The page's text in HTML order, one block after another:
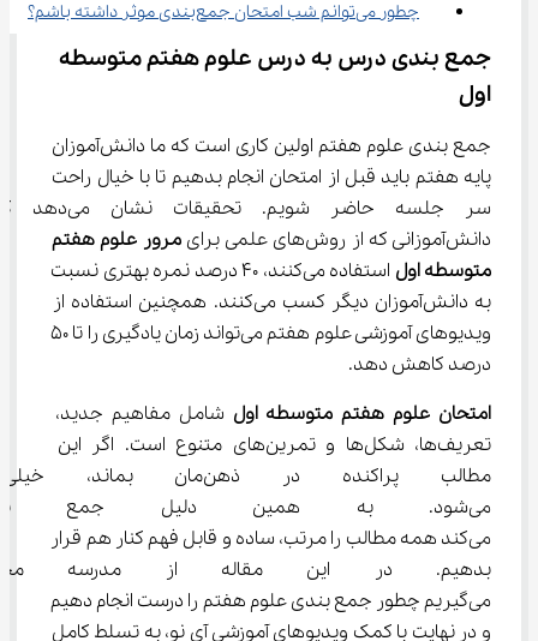
چطور می‌توانم شب امتحان جمع‌بندی موثر داشته باشم؟
جمع بندی درس به درس علوم هفتم متوسطه
اول
جمع بندی علوم هفتم اولین کاری است که ما دانش‌آموزان
پایه هفتم باید قبل از امتحان انجام بدهیم تا با خیال راحت
سر جلسه حاضر شویم. تحقیقات نشان
دانش‌آموزانی که از روش‌های علمی برای
مرور علوم هفتم
متوسطه اول
استفاده می‌کنند، 40 درصد نمره بهتری نسبت
به دانش‌آموزان دیگر کسب می‌کنند. همچنین استفاده از
ویدیوهای آموزشی علوم هفتم می‌تواند زمان یادگیری را تا 50
درصد کاهش دهد.
امتحان علوم هفتم متوسطه اول شامل مفاهیم جدید،
تعریف‌ها، شکل‌ها و تمرین‌های متنوع است. اگر این
مطالب پراکنده در ذهن‌مان
می‌شود. به همین دلیل جمع
می‌کند همه مطالب را مرتب، ساده و قابل فهم کنار هم قرار
بدهیم. در این مقاله از مدرسه
می‌گیریم چطور جمع بندی علوم هفتم را درست انجام دهیم
و در نهایت با کمک ویدیوهای آموزشی آی‌ نو، به تسلط کامل